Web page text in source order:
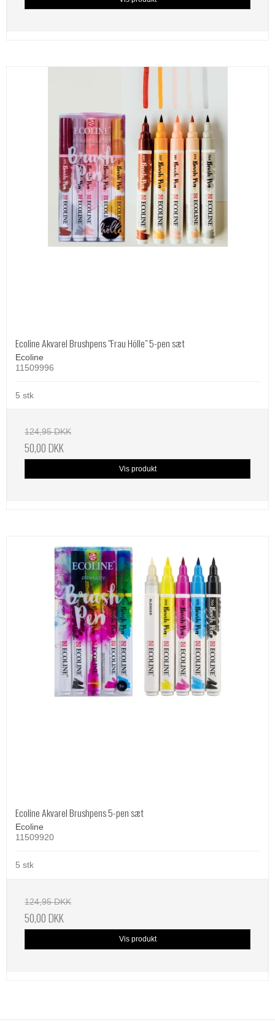
Ecoline Akvarel Brushpens "Frau Hölle" 5-pen sæt
Ecoline
11509996
5 stk
124,95 DKK
50,00 DKK
Vis produkt
Ecoline Akvarel Brushpens 5-pen sæt
Ecoline
11509920
5 stk
124,95 DKK
50,00 DKK
Vis produkt